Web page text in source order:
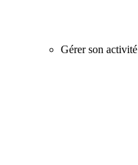
Gérer son activité